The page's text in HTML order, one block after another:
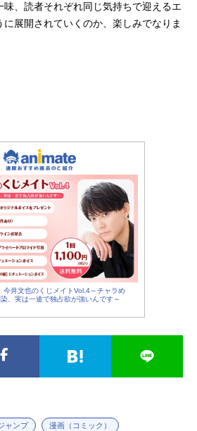
味、読者それぞれ同じ気持ちで迎えるエ
に展開されていくのか、楽しみでなりま
今井文也のくじメイトVol.4～チャラめ
、実は一途で独占欲が強いんです～
ャンプ 漫画（コミック）